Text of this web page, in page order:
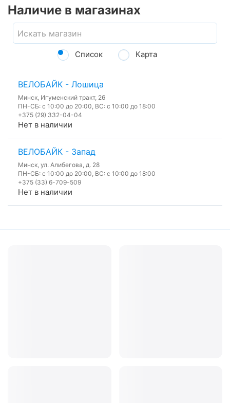
Наличие в магазинах
Список Карта
ВЕЛОБАЙК - Лошица
Минск, Игуменский тракт, 26
ПН-СБ: с 10:00 до 20:00, ВС: с 10:00 до 18:00
+375 (29) 332-04-04
Нет в наличии
ВЕЛОБАЙК - Запад
Минск, ул. Алибегова, д. 28
ПН-СБ: с 10:00 до 20:00, ВС: с 10:00 до 18:00
+375 (33) 6-709-509
Нет в наличии